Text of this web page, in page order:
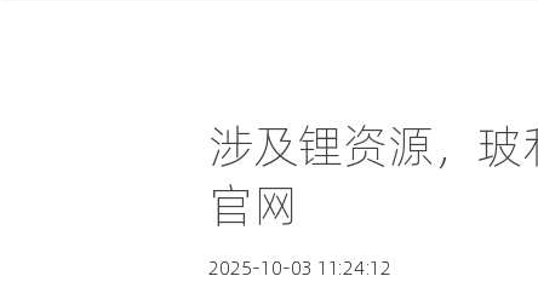
涉及锂资源，
官网
2025-10-03 11:24:12